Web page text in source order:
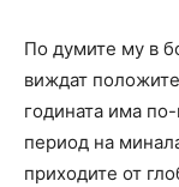
По думите му в
виждат
годината има
период на
приходите от